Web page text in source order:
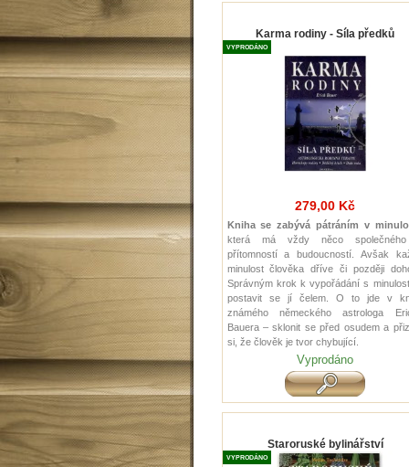
Karma rodiny - Síla předků
VYPRODÁNO
279,00 Kč
Kniha se zabývá pátráním v
která má vždy něco
přítomností a budoucností. Avšak
minulost člověka dříve či později
Správným krok k vypořádání s
postavit se jí čelem. O to jde v
známého německého astrologa
Bauera – sklonit se před osudem a
si, že člověk je tvor chybující.
Vyprodáno
Staroruské bylinářství
VYPRODÁNO